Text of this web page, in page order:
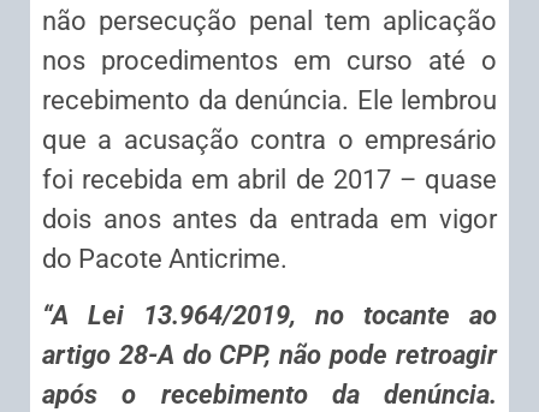
não persecução penal tem aplicação
nos procedimentos em curso até o
recebimento da denúncia. Ele lembrou
que a acusação contra o empresário
foi recebida em abril de 2017 – quase
dois anos antes da entrada em vigor
do Pacote Anticrime.
“A Lei 13.964/2019, no tocante ao
artigo 28-A do CPP, não pode retroagir
após o recebimento da denúncia.